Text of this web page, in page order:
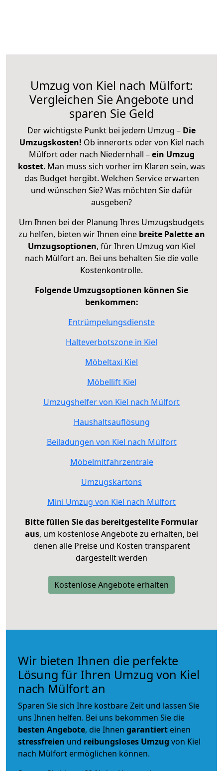
Umzug von Kiel nach Mülfort:
Vergleichen Sie Angebote und
sparen Sie Geld
Der wichtigste Punkt bei jedem Umzug – Die
Umzugskosten! Ob innerorts oder von Kiel nach
Mülfort oder nach Niedernhall –ein Umzug
kostet. Man muss sich vorher im Klaren sein, was
das Budget hergibt. Welchen Service erwarten
und wünschen Sie? Was möchten Sie dafür
ausgeben?
Um Ihnen bei der Planung Ihres Umzugsbudgets
zu helfen, bieten wir Ihnen eine breite Palette an
Umzugsoptionen, für Ihren Umzug von Kiel
nach Mülfort an. Bei uns behalten Sie die volle
Kostenkontrolle.
Folgende Umzugsoptionen können Sie
benkommen:
Entrümpelungsdienste
Halteverbotszone in Kiel
Möbeltaxi Kiel
Möbellift Kiel
Umzugshelfer von Kiel nach Mülfort
Haushaltsauflösung
Beiladungen von Kiel nach Mülfort
Möbelmitfahrzentrale
Umzugskartons
Mini Umzug von Kiel nach Mülfort
Bitte füllen Sie das bereitgestellte Formular
aus, um kostenlose Angebote zu erhalten, bei
denen alle Preise und Kosten transparent
dargestellt werden
Kostenlose Angebote erhalten
Wir bieten Ihnen die perfekte
Lösung für Ihren Umzug von Kiel
nach Mülfort an
Sparen Sie sich Ihre kostbare Zeit und lassen Sie
uns Ihnen helfen. Bei uns bekommen Sie die
besten Angebote, die Ihnen garantiert einen
stressfreien und reibungsloses Umzug von Kiel
nach Mülfort ermöglichen können.